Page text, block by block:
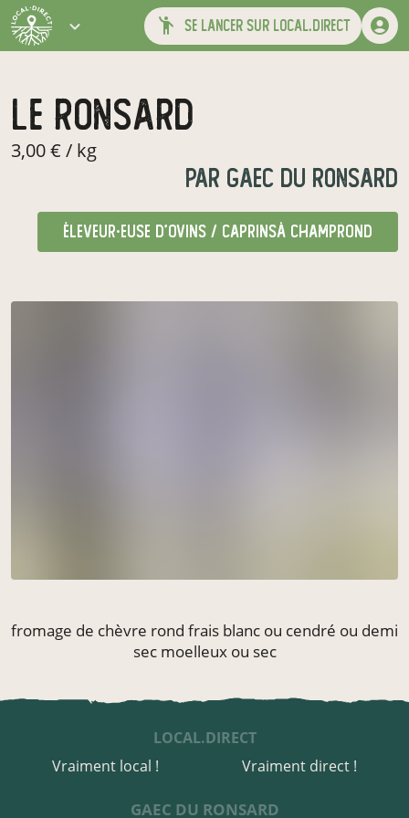
se lancer sur local.direct
le ronsard
3,00 € / kg
par gaec du ronsard
éleveur·euse d'ovins / caprinsà champrond
fromage de chèvre rond frais blanc ou cendré ou demi
sec moelleux ou sec
LOCAL.DIRECT
Vraiment local !
Vraiment direct !
GAEC DU RONSARD